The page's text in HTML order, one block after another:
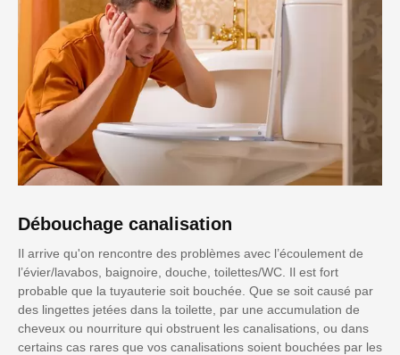
Débouchage canalisation
Il arrive qu'on rencontre des problèmes avec l’écoulement de
l’évier/lavabos, baignoire, douche, toilettes/WC. Il est fort
probable que la tuyauterie soit bouchée. Que se soit causé par
des lingettes jetées dans la toilette, par une accumulation de
cheveux ou nourriture qui obstruent les canalisations, ou dans
certains cas rares que vos canalisations soient bouchées par les